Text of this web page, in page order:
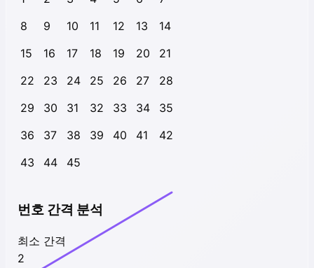
8
9 10 11 12 13
14
15
16 17 18 19 20
21
22
23 24 25 26 27
28
29
30 31 32 33 34
35
36
37 38 39 40 41
42
43
44 45
번호 간격 분석
최소 간격
2